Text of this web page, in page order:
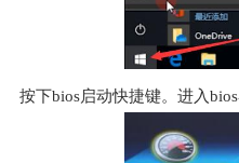
按下bios启动快捷键。进入